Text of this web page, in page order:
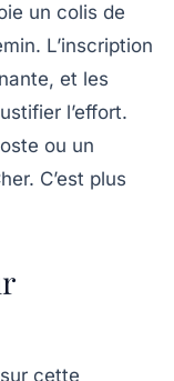
un colis de
L’inscription
et les
l’effort.
ou un
C’est plus
cette